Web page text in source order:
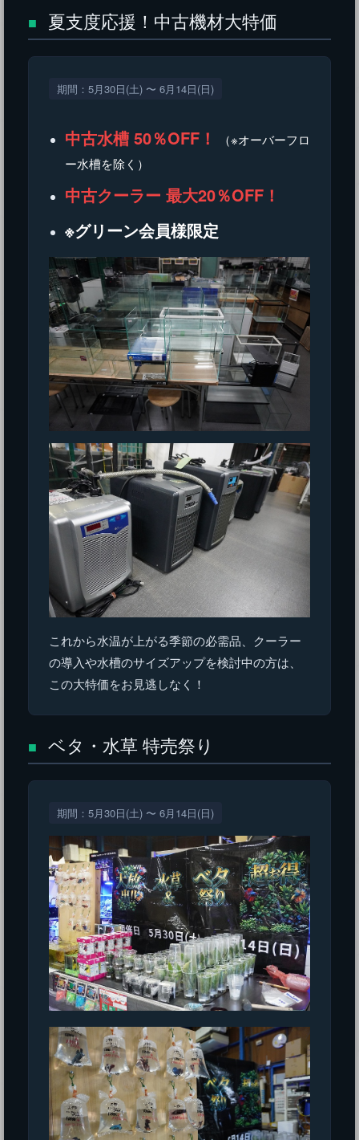
■ 夏支度応援！中古機材大特価
期間：5月30日(土) 〜 6月14日(日)
中古水槽 50％OFF！
（※オーバーフロ
ー水槽を除く）
中古クーラー 最大20％OFF！
※グリーン会員様限定
これから水温が上がる季節の必需品、クーラー
の導入や水槽のサイズアップを検討中の方は、
この大特価をお見逃しなく！
■ ベタ・水草 特売祭り
期間：5月30日(土) 〜 6月14日(日)